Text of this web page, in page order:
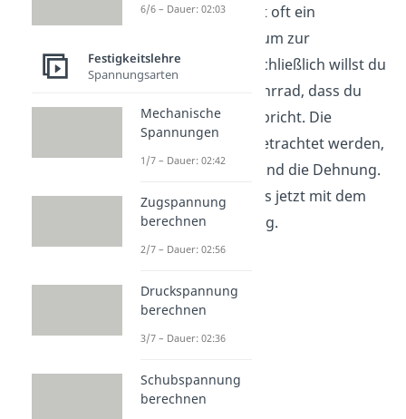
betrachten. Diese ist oft ein
wesentliches Kriterium zur
Bauteilauslegung. Schließlich willst du
ja nicht, dass das Fahrrad, dass du
gerade benutzt, zerbricht. Die
Größen, die dafür betrachtet werden,
sind die Spannung und die Dehnung.
Wir beschäftigen uns jetzt mit dem
Begriff der Spannung.
6/6 – Dauer: 02:03
Festigkeitslehre
Spannungsarten
Mechanische
Spannungen
1/7 – Dauer: 02:42
Zugspannung
berechnen
2/7 – Dauer: 02:56
Druckspannung
berechnen
3/7 – Dauer: 02:36
Schubspannung
berechnen